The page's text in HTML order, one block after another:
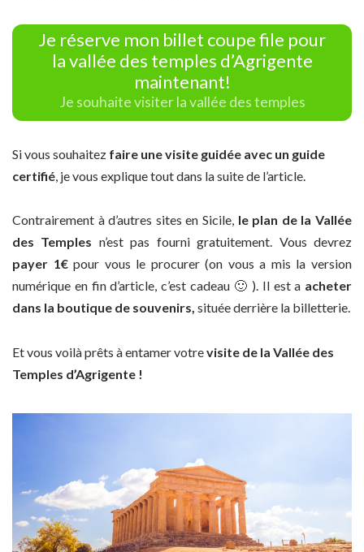
Je réserve mon billet coupe file pour
la vallée des temples d’Agrigente
maintenant!
Je souhaite visiter la vallée des temples
Si vous souhaitez faire une visite guidée avec un guide
certifié, je vous explique tout dans la suite de l’article.
Contrairement à d’autres sites en Sicile, le plan de la Vallée
des Temples n’est pas fourni gratuitement. Vous devrez
payer 1€pour vous le procurer (on vous a mis la version
numérique en fin d’article, c’est cadeau 🙂 ). Il est a acheter
dans la boutique de souvenirs, située derrière la billetterie.
Et vous voilà prêts à entamer votrevisite de la Vallée des
Temples d’Agrigente !